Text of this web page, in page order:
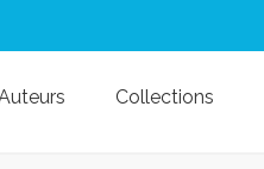
Collections